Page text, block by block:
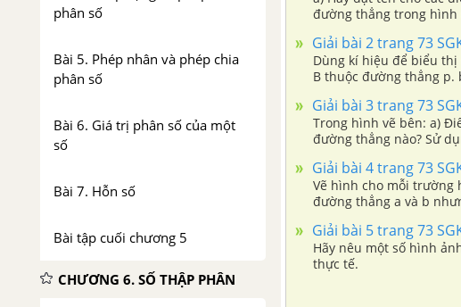
phân số
Bài 5. Phép nhân và phép chia
phân số
Bài 6. Giá trị phân số của một
số
Bài 7. Hỗn số
Bài tập cuối chương 5
CHƯƠNG 6. SỐ THẬP PHÂN
đường thẳng trong hình
Giải bài 2 trang 73
Dùng kí hiệu để biểu thị
B thuộc đường thẳng p.
Giải bài 3 trang 73
Trong hình vẽ bên: a)
đường thẳng nào? Sử
Giải bài 4 trang 73
Vẽ hình cho mỗi trường
đường thẳng a và b
Giải bài 5 trang 73
Hãy nêu một số hình
thực tế.